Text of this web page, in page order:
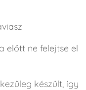
előtt ne felejtse el
készült, így